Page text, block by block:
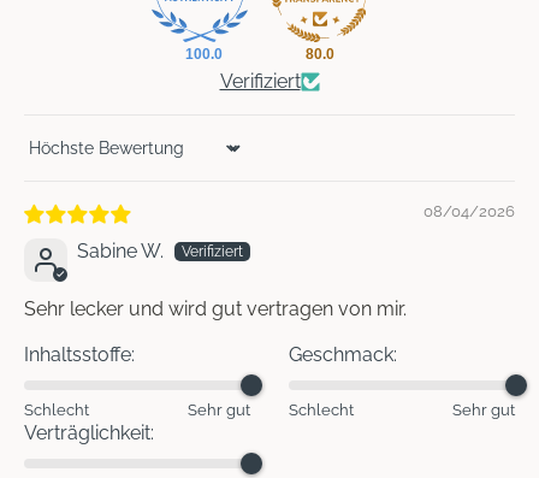
100.0 80.0
Verifiziert
Sort by
08/04/2026
Sabine W.
Sehr lecker und wird gut vertragen von mir.
Inhaltsstoffe:
Schlecht Sehr gut
Geschmack:
Schlecht Sehr gut
Verträglichkeit: